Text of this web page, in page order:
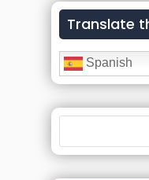
Translate
Spanish